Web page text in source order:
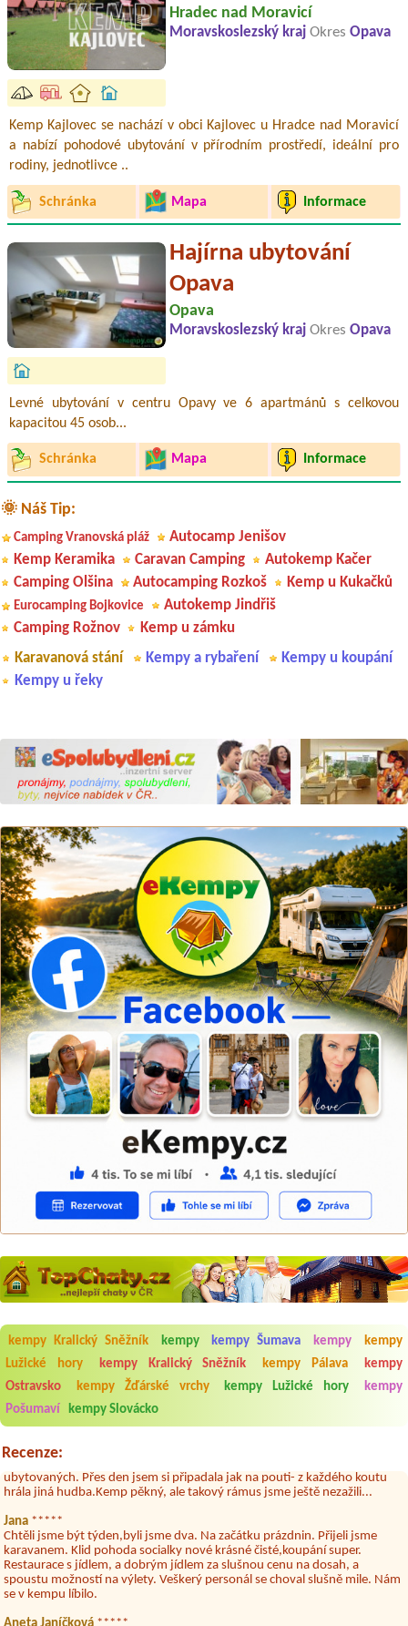
Hradec nad Moravicí
Moravskoslezský kraj Okres Opava
Kemp Kajlovec se nachází v obci Kajlovec u Hradce nad Moravicí
a nabízí pohodové ubytování v přírodním prostředí, ideální pro
rodiny, jednotlivce ..
Schránka Mapa Informace
Hajírna ubytování
Opava
Opava
Moravskoslezský kraj Okres Opava
Levné ubytování v centru Opavy ve 6 apartmánů s celkovou
kapacitou 45 osob...
Schránka Mapa Informace
🌞 Náš Tip:
Camping Vranovská pláž
Autocamp Jenišov
Kemp Keramika
Caravan Camping
Autokemp Kačer
Camping Olšina
Autocamping Rozkoš Kemp u Kukačků
Eurocamping Bojkovice
Autokemp Jindřiš
Camping Rožnov
Kemp u zámku
Karavanová stání
Kempy a rybaření
Kempy u koupání
Kempy u řeky
kempy Kralický Sněžník kempy kempy Šumava kempy
kempy
Lužické hory
kempy Kralický Sněžník kempy Pálava
kempy
Ostravsko
kempy Žďárské vrchy kempy Lužické hory
kempy
Pošumaví
kempy Slovácko
Recenze:
Aneta Melicharová***
V umývárně i na WC bylo vždy čisto, doplněný papír i utěrky, což při
množství návštěvníků není samozřejmost. V kempu je obchod a
celodenní hluk z repráků u stanů a absolutní bezohlednost ostatních
ubytovaných. Přes den jsem si připadala jak na pouti- z každého koutu
hrála jiná hudba.Kemp pěkný, ale takový rámus jsme ještě nezažili...
Jana *****
Chtěli jsme být týden,byli jsme dva. Na začátku prázdnin. Přijeli jsme
karavanem. Klid pohoda socialky nové krásné čisté,koupání super.
Restaurace s jídlem, a dobrým jídlem za slušnou cenu na dosah, a
spoustu možností na výlety. Veškerý personál se choval slušně mile. Nám
se v kempu líbilo.
Aneta Janíčková *****